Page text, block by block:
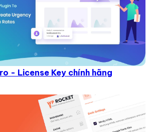
- License Key chính hãng